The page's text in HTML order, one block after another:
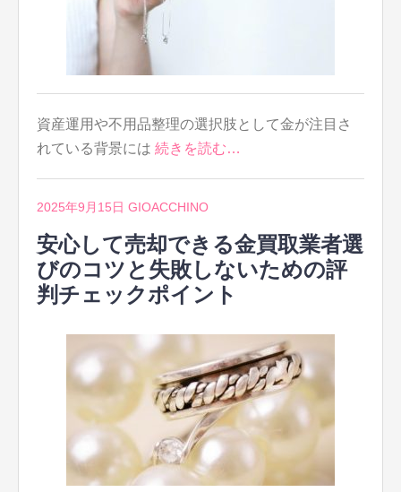
資産運用や不用品整理の選択肢として金が注目さ
れている背景には 続きを読む…
2025年9月15日 GIOACCHINO
安心して売却できる金買取業者選
びのコツと失敗しないための評
判チェックポイント